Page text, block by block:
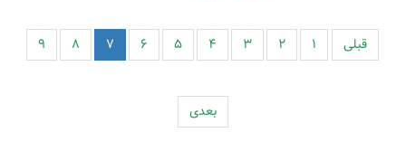
قبلی ۱ ۲ ۳ ۴ ۵ ۶ ۷ ۸ ۹
بعدی